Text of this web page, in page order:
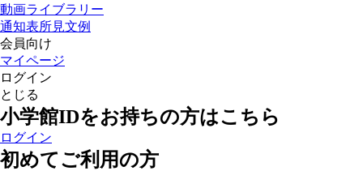
動画ライブラリー
通知表所見文例
会員向け
マイページ
ログイン
とじる
小学館IDをお持ちの方はこちら
ログイン
初めてご利用の方